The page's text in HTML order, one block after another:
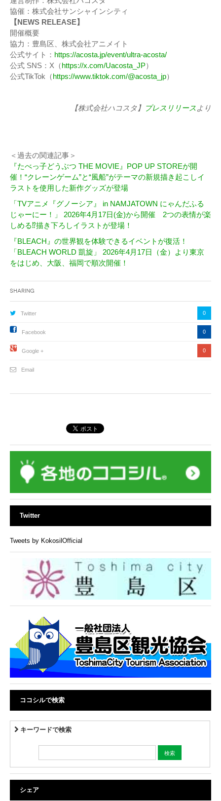
協催：株式会社サンシャインシティ
【NEWS RELEASE】
開催概要
協力：豊島区、株式会社アニメイト
公式サイト： https://acosta.jp/event/ultra-acosta/
公式 SNS：X（https://x.com/Uacosta_JP）
公式TikTok（https://www.tiktok.com/@acosta_jp）
【株式会社ハコスタ】 プレスリリースより
＜過去の関連記事＞
『たべっ子どうぶつ THE MOVIE』POP UP STOREが開
催！“クレーンゲーム”と“風船”がテーマの新規描き起こしイ
ラストを使用した新作グッズが登場
「TVアニメ『グノーシア』 in NAMJATOWN にゃんだふる
じゃーにー！」 2026年4月17日(金)から開催 2つの表情が楽
しめる⁉描き下ろしイラストが登場！
『BLEACH』の世界観を体験できるイベントが復活！
「BLEACH WORLD 凱旋」 2026年4月17日（金）より東京
をはじめ、大阪、福岡で順次開催！
Sharing
Twitter 0
Facebook 0
Google + 0
Email
Twitter
Tweets by KokosilOfficial
ココシルで検索
キーワードで検索
シェア